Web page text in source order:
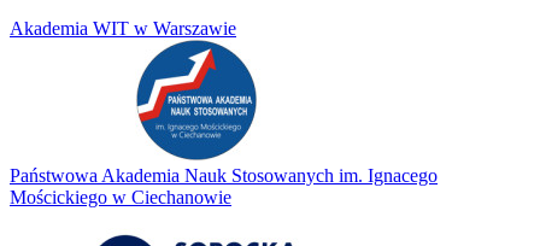
Akademia WIT w Warszawie
Państwowa Akademia Nauk Stosowanych im. Ignacego
Mościckiego w Ciechanowie